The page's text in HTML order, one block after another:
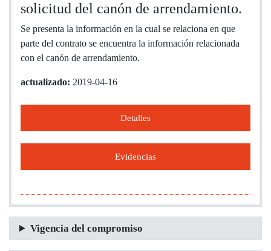
solicitud del canón de arrendamiento.
Se presenta la información en la cual se relaciona en que
parte del contrato se encuentra la información relacionada
con el canón de arrendamiento.
actualizado: 2019-04-16
Detalles
Evidencias
Vigencia del compromiso